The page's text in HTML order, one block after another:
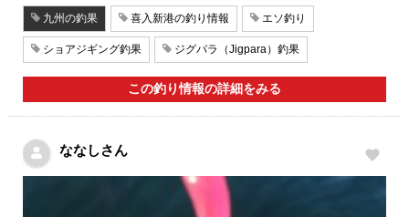
九州の釣果 喜入新港の釣り情報 エソ釣り
ショアジギング釣果 ジグパラ（Jigpara）釣果
この釣り情報の詳細をみる
ななしさん